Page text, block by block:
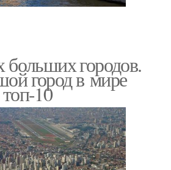
городов.
город в мире
10